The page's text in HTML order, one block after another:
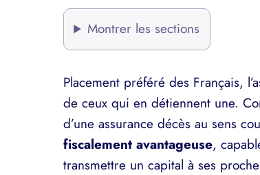
Montrer les sections
Placement préféré des Français,
de ceux qui en détiennent une.
d’une assurance décès au sens
fiscalement avantageuse,
transmettre un capital à ses